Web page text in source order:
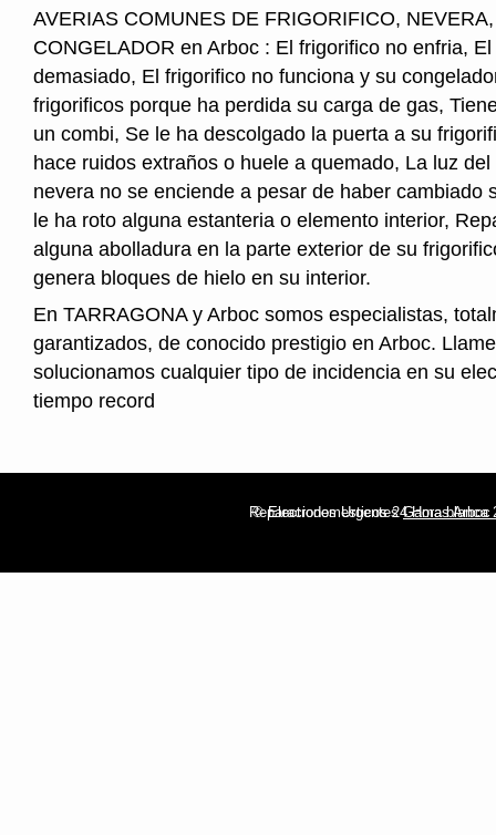
AVERIAS COMUNES DE FRIGORIFICO,
CONGELADOR en Arboc : El frigorifico no enfria,
demasiado, El frigorifico no funciona y su
frigorificos porque ha perdida su carga de gas,
un combi, Se le ha descolgado la puerta a su
hace ruidos extraños o huele a quemado, La luz
nevera no se enciende a pesar de haber cambiado
le ha roto alguna estanteria o elemento interior,
alguna abolladura en la parte exterior de su
genera bloques de hielo en su interior.
En TARRAGONA y Arboc somos especialistas,
garantizados, de conocido prestigio en Arboc.
solucionamos cualquier tipo de incidencia en su
tiempo record
© Electrodomesticos 24 Horas Arboc
Reparaciones UrgentesGama blanca